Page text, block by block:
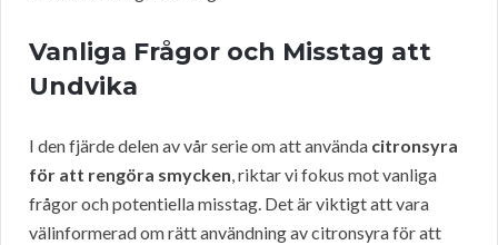
Vanliga Frågor och Misstag att
Undvika
I den fjärde delen av vår serie om att använda citronsyra
för att rengöra smycken, riktar vi fokus mot vanliga
frågor och potentiella misstag. Det är viktigt att vara
välinformerad om rätt användning av citronsyra för att